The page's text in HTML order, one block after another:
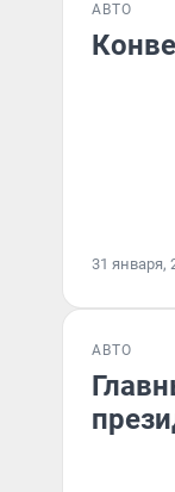
АВТО
31 января,
АВТО